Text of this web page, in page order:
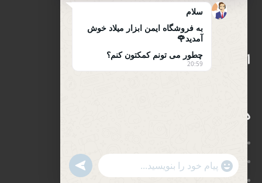
اینماد
دسترسی سریع
فروشگاه
سلام
به فروشگاه ایمن ابزار میلاد خوش
آمدید🌹
چطور می تونم کمکتون کنم؟
20:59
"+CHATY_SETTINGS.LANG.EMOJI_PICKER+"
WhatsApp
UNDEFINED